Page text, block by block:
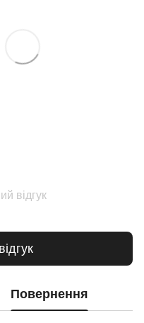
відгук
Повернення